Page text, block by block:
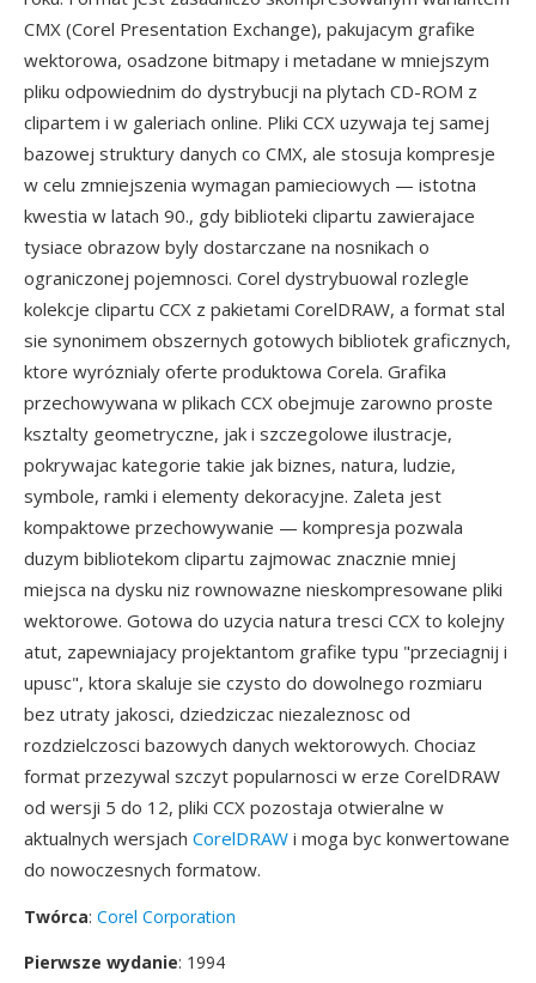
CMX (Corel Presentation Exchange), pakujacym grafike
wektorowa, osadzone bitmapy i metadane w mniejszym
pliku odpowiednim do dystrybucji na plytach CD-ROM z
clipartem i w galeriach online. Pliki CCX uzywaja tej samej
bazowej struktury danych co CMX, ale stosuja kompresje
w celu zmniejszenia wymagan pamieciowych — istotna
kwestia w latach 90., gdy biblioteki clipartu zawierajace
tysiace obrazow byly dostarczane na nosnikach o
ograniczonej pojemnosci. Corel dystrybuowal rozlegle
kolekcje clipartu CCX z pakietami CorelDRAW, a format stal
sie synonimem obszernych gotowych bibliotek graficznych,
ktore wyróznialy oferte produktowa Corela. Grafika
przechowywana w plikach CCX obejmuje zarowno proste
ksztalty geometryczne, jak i szczegolowe ilustracje,
pokrywajac kategorie takie jak biznes, natura, ludzie,
symbole, ramki i elementy dekoracyjne. Zaleta jest
kompaktowe przechowywanie — kompresja pozwala
duzym bibliotekom clipartu zajmowac znacznie mniej
miejsca na dysku niz rownowazne nieskompresowane pliki
wektorowe. Gotowa do uzycia natura tresci CCX to kolejny
atut, zapewniajacy projektantom grafike typu "przeciagnij i
upusc", ktora skaluje sie czysto do dowolnego rozmiaru
bez utraty jakosci, dziedziczac niezaleznosc od
rozdzielczosci bazowych danych wektorowych. Chociaz
format przezywal szczyt popularnosci w erze CorelDRAW
od wersji 5 do 12, pliki CCX pozostaja otwieralne w
aktualnych wersjach CorelDRAW i moga byc konwertowane
do nowoczesnych formatow.
Twórca: Corel Corporation
Pierwsze wydanie: 1994